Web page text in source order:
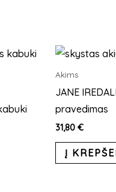
Akims
JANE
pravedimas
31,80 €
Į